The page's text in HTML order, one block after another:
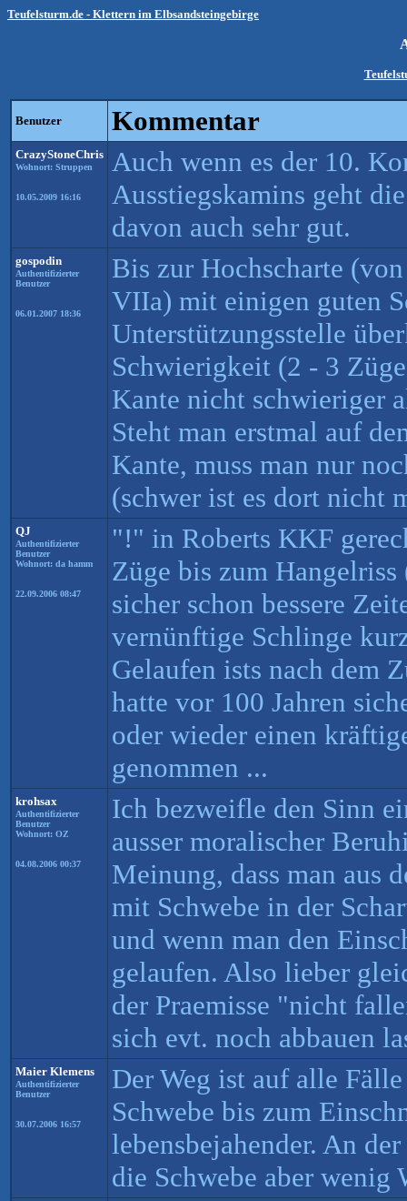
Teufelsturm.de - Klettern im Elbsandsteingebirge
Benutzer Kommentar
CrazyStoneChris
Wohnort: Struppen
10.05.2009 16:16
Auch wenn es der 10.
Ausstiegskamins geht
davon auch sehr gut.
gospodin
Authentifizierter
Benutzer
06.01.2007 18:36
Bis zur Hochscharte
VIIa) mit einigen guten
Unterstützungsstelle
Schwierigkeit (2 - 3
Kante nicht schwieriger
Steht man erstmal auf
Kante, muss man nur
(schwer ist es dort nicht
QJ
Authentifizierter
Benutzer
Wohnort: da hamm
22.09.2006 08:47
"!" in Roberts KKF
Züge bis zum
sicher schon bessere
vernünftige Schlinge
Gelaufen ists nach dem
hatte vor 100 Jahren
oder wieder einen
genommen ...
krohsax
Authentifizierter
Benutzer
Wohnort: OZ
04.08.2006 00:37
Ich bezweifle den Sinn
ausser moralischer
Meinung, dass man aus
mit Schwebe in der
und wenn man den
gelaufen. Also lieber
der Praemisse "nicht
sich evt. noch abbauen
Maier Klemens
Authentifizierter
Benutzer
30.07.2006 16:57
Der Weg ist auf alle
Schwebe bis zum
lebensbejahender. An
die Schwebe aber wenig